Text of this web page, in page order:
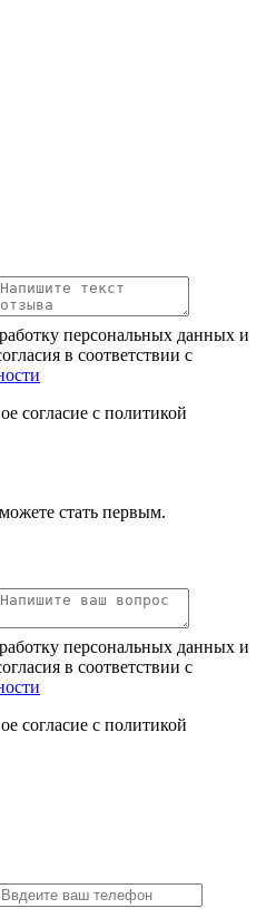
персональных данных и
в соответствии с
согласие с политикой
стать первым.
персональных данных и
в соответствии с
согласие с политикой